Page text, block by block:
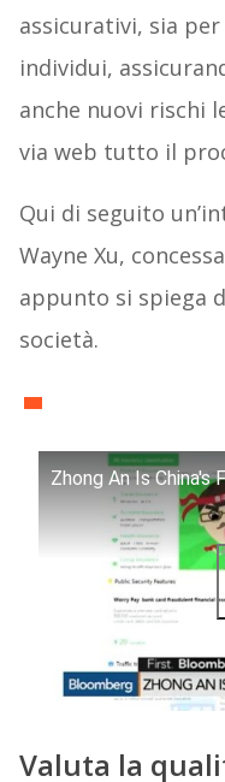
assicurativi, sia
individui,
anche nuovi rischi
via web tutto il
Qui di seguito
Wayne Xu,
appunto si spiega
società.
Zhong An Is China's
Valuta la